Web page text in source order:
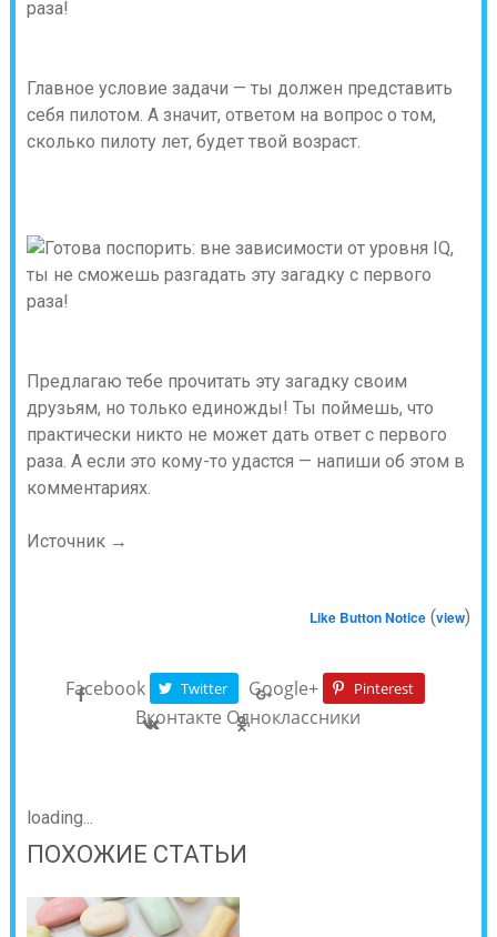
Главное условие задачи — ты должен представить
себя пилотом. А значит, ответом на вопрос о том,
сколько пилоту лет, будет твой возраст.
Предлагаю тебе прочитать эту загадку своим
друзьям, но только единожды! Ты поймешь, что
практически никто не может дать ответ с первого
раза. А если это кому-то удастся — напиши об этом в
комментариях.
Источник →
Like Button Notice (view)
Facebook Twitter Google+ Pinterest
Вконтакте Одноклассники
loading...
ПОХОЖИЕ СТАТЬИ